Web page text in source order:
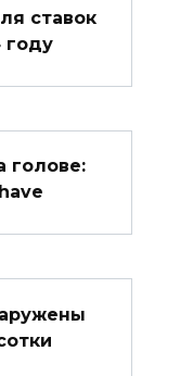
ставок
году
голове: